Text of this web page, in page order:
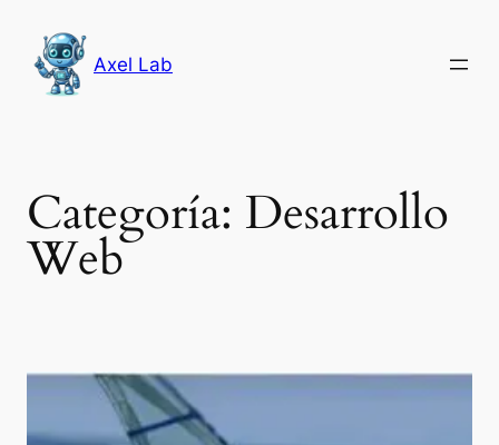
contenido
Axel Lab
Categoría: Desarrollo
Web